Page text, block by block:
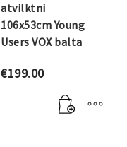
atvilktni
106x53cm Young
Users VOX balta
€199.00